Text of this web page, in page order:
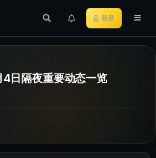
登录
4日隔夜重要动态一览